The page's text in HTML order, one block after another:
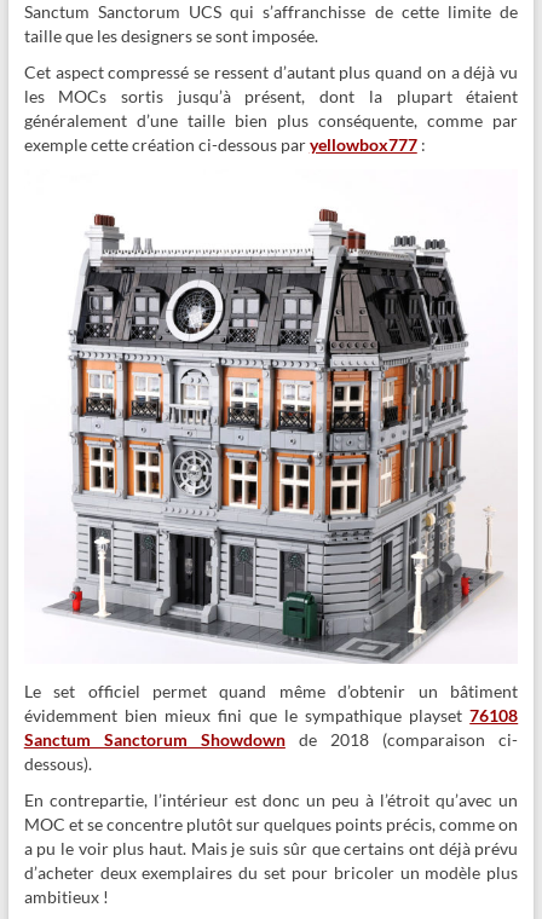
Sanctum Sanctorum UCS qui s’affranchisse de cette limite de
taille que les designers se sont imposée.
Cet aspect compressé se ressent d’autant plus quand on a déjà vu
les MOCs sortis jusqu’à présent, dont la plupart étaient
généralement d’une taille bien plus conséquente, comme par
exemple cette création ci-dessous paryellowbox777:
Le set officiel permet quand même d’obtenir un bâtiment
évidemment bien mieux fini que le sympathique playset76108
Sanctum Sanctorum Showdownde 2018 (comparaison ci-
dessous).
En contrepartie, l’intérieur est donc un peu à l’étroit qu’avec un
MOC et se concentre plutôt sur quelques points précis, comme on
a pu le voir plus haut. Mais je suis sûr que certains ont déjà prévu
d’acheter deux exemplaires du set pour bricoler un modèle plus
ambitieux !